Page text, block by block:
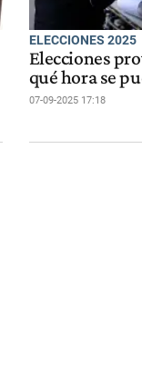
ELECCIONES 2025
Elecciones
qué hora se
07-09-2025 17:18